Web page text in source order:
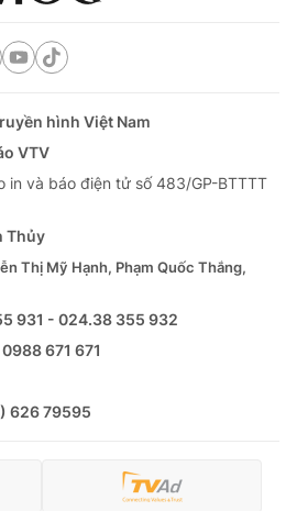
hình Việt Nam
VTV
in và báo điện tử số 483/GP-BTTTT
Thủy
Thị Mỹ Hạnh, Phạm Quốc Thắng,
931 - 024.38 355 932
0988 671 671
626 79595